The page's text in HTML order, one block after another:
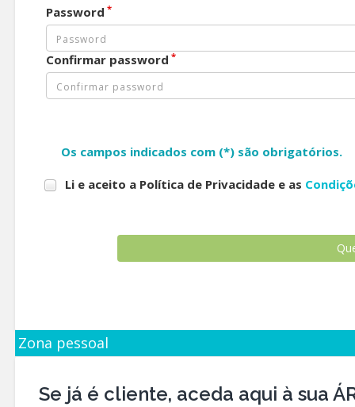
Password *
Confirmar password *
Os campos indicados com (*) são obrigatórios.
Li e aceito a Política de Privacidade e as
Zona pessoal
Se já é cliente, aceda aqui à sua